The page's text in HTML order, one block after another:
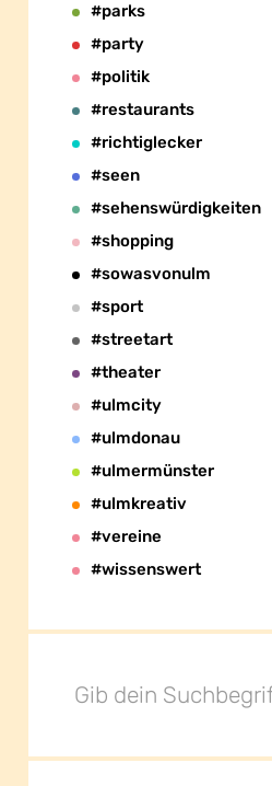
#parks
#party
#politik
#restaurants
#richtiglecker
#seen
#sehenswürdigkeiten
#shopping
#sowasvonulm
#sport
#streetart
#theater
#ulmcity
#ulmdonau
#ulmermünster
#ulmkreativ
#vereine
#wissenswert